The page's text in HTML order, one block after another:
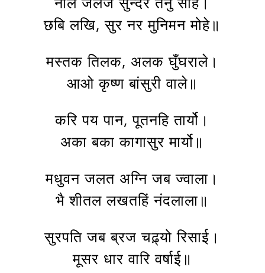
छबि लखि, सुर नर मुनिमन मोहे॥
मस्तक तिलक, अलक घुँघराले।
आओ कृष्ण बांसुरी वाले॥
करि पय पान, पूतनहि तार्यो।
अका बका कागासुर मार्यो॥
मधुवन जलत अग्नि जब ज्वाला।
भै शीतल लखतहिं नंदलाला॥
सुरपति जब ब्रज चढ़्यो रिसाई।
मूसर धार वारि वर्षाई॥